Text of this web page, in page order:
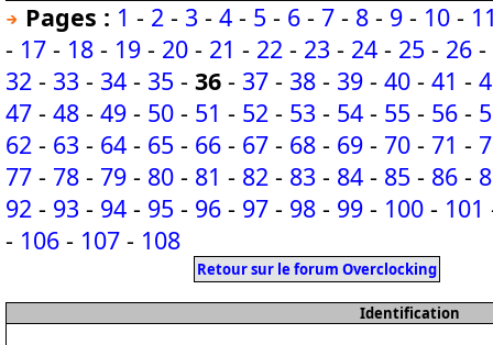
Pages : 1 - 2 - 3 - 4 - 5 - 6 - 7 - 8 - 9 - 10 -
- 17 - 18 - 19 - 20 - 21 - 22 - 23 - 24 - 25 - 26 -
32 - 33 - 34 - 35 - 36 - 37 - 38 - 39 - 40 - 41 -
47 - 48 - 49 - 50 - 51 - 52 - 53 - 54 - 55 - 56 -
62 - 63 - 64 - 65 - 66 - 67 - 68 - 69 - 70 - 71 -
77 - 78 - 79 - 80 - 81 - 82 - 83 - 84 - 85 - 86 -
92 - 93 - 94 - 95 - 96 - 97 - 98 - 99 - 100 - 101
- 106 - 107 - 108
Retour sur le forum Overclocking
Identification